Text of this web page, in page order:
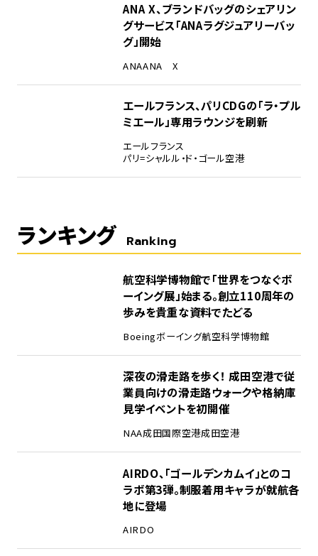
ANA X、ブランドバッグのシェアリン
グサービス「ANAラグジュアリーバッ
グ」開始
ANAANA X
エールフランス、パリCDGの「ラ・プル
ミエール」専用ラウンジを刷新
エールフランス
パリ=シャルル・ド・ゴール空港
ランキング Ranking
航空科学博物館で「世界をつなぐボ
ーイング展」始まる。創立110周年の
歩みを貴重な資料でたどる
Boeingボーイング航空科学博物館
深夜の滑走路を歩く！ 成田空港で従
業員向けの滑走路ウォークや格納庫
見学イベントを初開催
NAA成田国際空港成田空港
AIRDO、「ゴールデンカムイ」とのコ
ラボ第3弾。制服着用キャラが就航各
地に登場
AIRDO